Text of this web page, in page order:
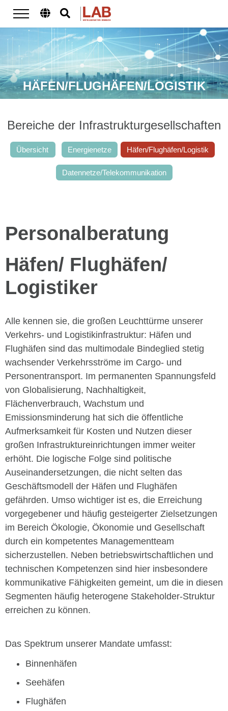
HÄFEN/FLUGHÄFEN/LOGISTIK
Bereiche der Infrastrukturgesellschaften
Übersicht Energienetze Häfen/Flughäfen/Logistik
Datennetze/Telekommunikation
Personalberatung
Häfen/ Flughäfen/
Logistiker
Alle kennen sie, die großen Leuchttürme unserer
Verkehrs- und Logistikinfrastruktur: Häfen und
Flughäfen sind das multimodale Bindeglied stetig
wachsender Verkehrsströme im Cargo- und
Personentransport. Im permanenten Spannungsfeld
von Globalisierung, Nachhaltigkeit,
Flächenverbrauch, Wachstum und
Emissionsminderung hat sich die öffentliche
Aufmerksamkeit für Kosten und Nutzen dieser
großen Infrastruktureinrichtungen immer weiter
erhöht. Die logische Folge sind politische
Auseinandersetzungen, die nicht selten das
Geschäftsmodell der Häfen und Flughäfen
gefährden. Umso wichtiger ist es, die Erreichung
vorgegebener und häufig gesteigerter Zielsetzungen
im Bereich Ökologie, Ökonomie und Gesellschaft
durch ein kompetentes Managementteam
sicherzustellen. Neben betriebswirtschaftlichen und
technischen Kompetenzen sind hier insbesondere
kommunikative Fähigkeiten gemeint, um die in diesen
Segmenten häufig heterogene Stakeholder-Struktur
erreichen zu können.
Das Spektrum unserer Mandate umfasst:
Binnenhäfen
Seehäfen
Flughäfen